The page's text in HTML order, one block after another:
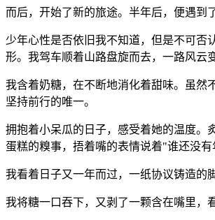
而后，开始了新的旅途。半年后，便遇到
少年心性是否依旧我不知道，但是不可否
形。我驾车顺着山路盘旋而去，一路风云
我含着奶糖，在不断地消化着甜味。虽然
坚持前行的唯一。
拥抱着小呆瓜的日子，感受着她的温度。
蛋糕的糗事，捂着嘴的表情说着"谁还没
我看着日子又一年而过，一纸协议铸造的
我将糖一口吞下，又剥了一颗含在嘴里，